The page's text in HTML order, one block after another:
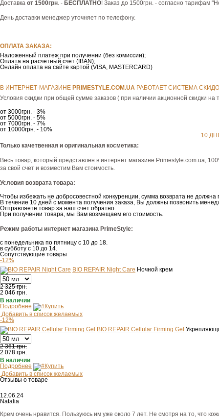
Доставка от 1500грн. - БЕСПЛАТНО! Заказ до 1500грн. - согласно тарифам
День доставки менеджер уточняет по телефону.
ОПЛАТА ЗАКАЗА:
Наложенный платеж при получении (без комиссии);
Оплата на расчетный счет (IBAN);
Онлайн оплата на сайте картой (VISA, MASTERCARD)
В ИНТЕРНЕТ-МАГАЗИНЕ РRIMESTYLE.COM.UA РАБОТАЕТ СИСТЕМА
Условия скидки при общей сумме заказов ( при наличии акционной скидки на
от 3000грн. - 3%
от 5000грн. - 5%
от 7000грн. - 7%
от 10000грн. - 10%
10
Только качетвенная и оригинальная косметика:
Весь товар, который представлен в интернет магазине Рrimestyle.com.ua,
за свой счет и возместим Вам стоимость.
Условия возврата товара:
Чтобы избежать не добросовестной конкуренции, сумма возврата не
В течение 10 дней с момента получения заказа, Вы должны позвонить
Отправляете товар за наш счет обратно.
При получении товара, мы Вам возмещаем его стоимость.
Режим работы интернет магазина PrimeStyle:
с понедельника по пятницу с 10 до 18.
в субботу с 10 до 14.
Сопутствующие товары
-12%
BIO REPAIR Night Care Ночной крем
2 325 грн.
2 046 грн.
В наличии
Подробнее
Купить
Добавить в список желаемых
-12%
BIO REPAIR Cellular Firming Gel
2 361 грн.
2 078 грн.
В наличии
Подробнее
Купить
Добавить в список желаемых
Отзывы о товаре
12.06.24
Natalia
Крем очень нравится. Пользуюсь им уже около 7 лет. Не смотря на то, что